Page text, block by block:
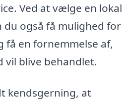
Ved at vælge en lokal
du også få mulighed for
få en fornemmelse af,
vil blive behandlet.
kendsgerning, at